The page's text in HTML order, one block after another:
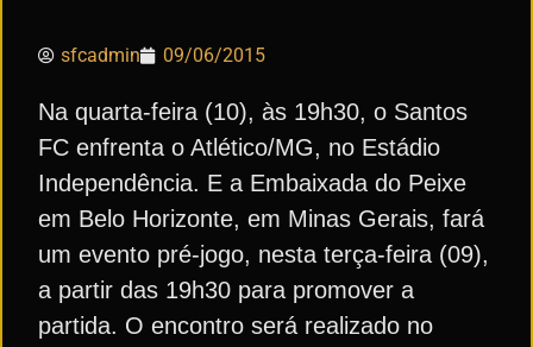
sfcadmin 09/06/2015
Na quarta-feira (10), às 19h30, o Santos
FC enfrenta o Atlético/MG, no Estádio
Independência. E a Embaixada do Peixe
em Belo Horizonte, em Minas Gerais, fará
um evento pré-jogo, nesta terça-feira (09),
a partir das 19h30 para promover a
partida. O encontro será realizado no